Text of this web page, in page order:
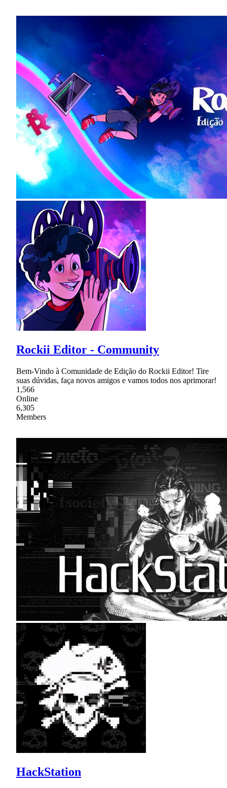
Rockii Editor - Community
Bem-Vindo à Comunidade de Edição do Rockii Editor! Tire
suas dúvidas, faça novos amigos e vamos todos nos aprimorar!
1,566
Online
6,305
Members
HackStation